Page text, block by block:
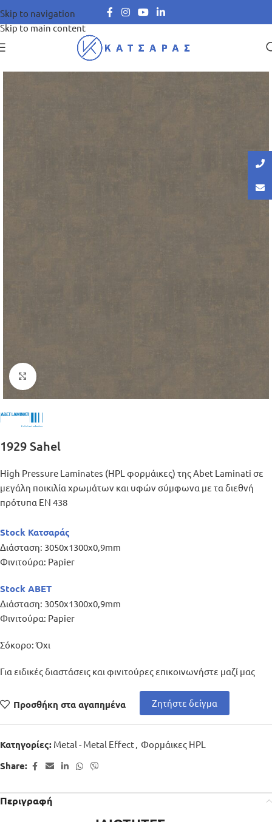
Skip to navigation
Skip to main content
Μεγέθυνση
1929 Sahel
High Pressure Laminates (HPL φορμάικες) της Abet Laminati σε
μεγάλη ποικιλία χρωμάτων και υφών σύμφωνα με τα διεθνή
πρότυπα ΕΝ 438
Stock Κατσαράς
Διάσταση: 3050x1300x0,9mm
Φινιτούρα: Papier
Stock ABET
Διάσταση: 3050x1300x0,9mm
Φινιτούρα: Papier
Σόκορο: Όχι
Για ειδικές διαστάσεις και φινιτούρες επικοινωνήστε μαζί μας
Προσθήκη στα αγαπημένα Ζητήστε δείγμα
Κατηγορίες: Metal - Metal Effect, Φορμάικες HPL
Share:
Περιγραφή